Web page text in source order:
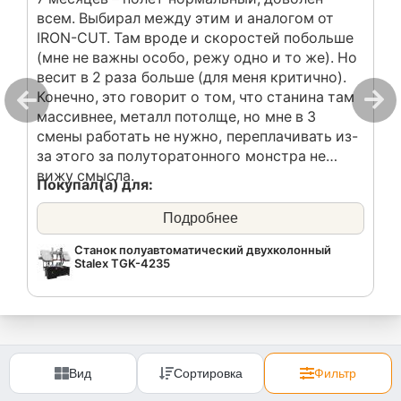
Вид Сортировка Фильтр
всем. Выбирал между этим и аналогом от
IRON-CUT. Там вроде и скоростей побольше
(мне не важны особо, режу одно и то же). Но
весит в 2 раза больше (для меня критично).
Конечно, это говорит о том, что станина там
массивнее, металл потолще, но мне в 3
смены работать не нужно, переплачивать из-
за этого за полуторатонного монстра не
вижу смысла.
Покупал(а) для:
ЧП
Подробнее
Станок полуавтоматический двухколонный
Stalex TGK-4235